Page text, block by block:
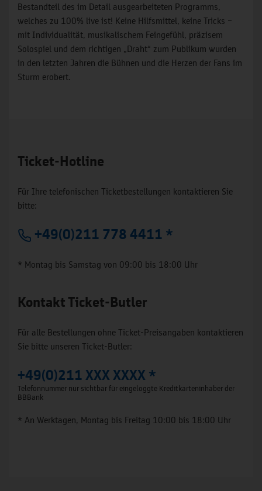
Bestandteil des im Detail ausgearbeiteten Programms,
welches zu 100% live ist! Keine Hilfsmittel, keine Tricks –
mit Individualität, musikalischem Feingefühl, präzisem
Solospiel und dem richtigen „Draht“ zum Publikum wurden
in den letzten Jahren die Bühnen und die Herzen der Fans im
Sturm erobert.
Ticket-Hotline
Für Ihre telefonischen Ticketbestellungen kontaktieren Sie
bitte:
+49(0)211 778 4411 *
* Montag bis Samstag von 09:00 bis 18:00 Uhr
Kontakt Ticket-Butler
Für alle Bestellungen ohne Ticket-Preisangaben kontaktieren
Sie bitte unseren Ticket-Butler:
+49(0)211 XXX XXXX *
Telefonnummer nur sichtbar für eingeloggte Kreditkarteninhaber der
BBBank
* An Werktagen, Montag bis Freitag 10:00 bis 18:00 Uhr